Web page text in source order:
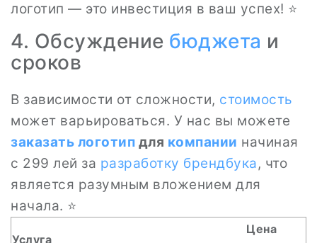
логотип — это инвестиция в ваш успех! ⭐
4. Обсуждение бюджета и
сроков
В зависимости от сложности, стоимость
может варьироваться. У нас вы можете
заказать логотип для компании начиная
с 299 лей за разработку брендбука, что
является разумным вложением для
начала. ⭐
Услуга
Цена